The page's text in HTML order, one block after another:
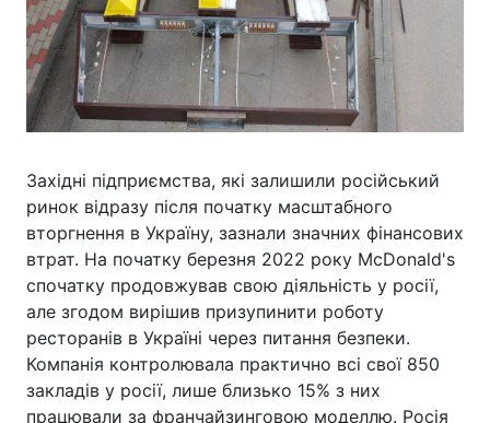
Західні підприємства, які залишили російський
ринок відразу після початку масштабного
вторгнення в Україну, зазнали значних фінансових
втрат. На початку березня 2022 року McDonald's
спочатку продовжував свою діяльність у росії,
але згодом вирішив призупинити роботу
ресторанів в Україні через питання безпеки.
Компанія контролювала практично всі свої 850
закладів у росії, лише близько 15% з них
працювали за франчайзинговою моделлю. Росія